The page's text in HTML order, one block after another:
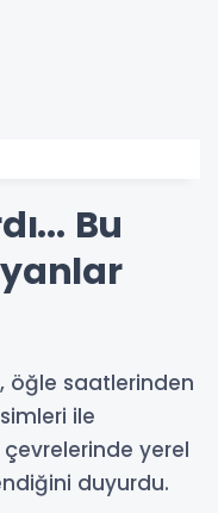
Bu
öğle saatlerinden
ile
yerel
duyurdu.